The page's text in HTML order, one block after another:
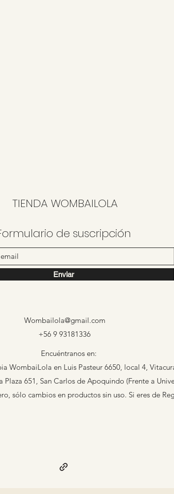
TIENDA WOMBAILOLA
de suscripción
Enviar
Wombailola@gmail.com
+56 9 93181336
Encuéntranos en:
WombaiLola en Luis Pasteur 6650, local 4,
651, San Carlos de Apoquindo (Frente a
sólo cambios en productos sin uso. Si eres de